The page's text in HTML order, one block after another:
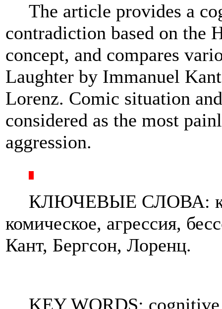
The article provides a
contradiction based on the
concept, and compares
Laughter by Immanuel
Lorenz. Comic situation
considered as the most
aggression.
КЛЮЧЕВЫЕ СЛОВА:
комическое, агрессия,
Кант, Бергсон, Лоренц.
KEY WORDS: